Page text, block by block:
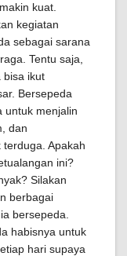
kuat.
kegiatan
sebagai sarana
Tentu saja,
bisa ikut
Bersepeda
untuk menjalin
dan
Apakah
ini?
Silakan
berbagai
bersepeda.
habisnya untuk
hari supaya